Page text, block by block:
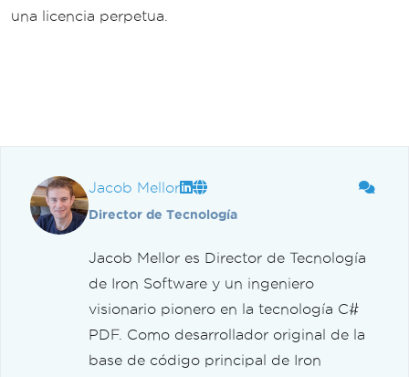
una licencia perpetua.
Jacob Mellor
Director de Tecnología
Jacob Mellor es Director de Tecnología
de Iron Software y un ingeniero
visionario pionero en la tecnología C#
PDF. Como desarrollador original de la
base de código principal de Iron